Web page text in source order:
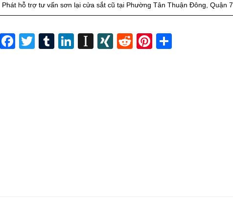
Phát hỗ trợ tư vấn sơn lại cửa sắt cũ tại Phường Tân Thuận Đông, Quận 7
Facebook
TwitterTumblrLinkedIn
Instapaper
XINGRedditPinterest